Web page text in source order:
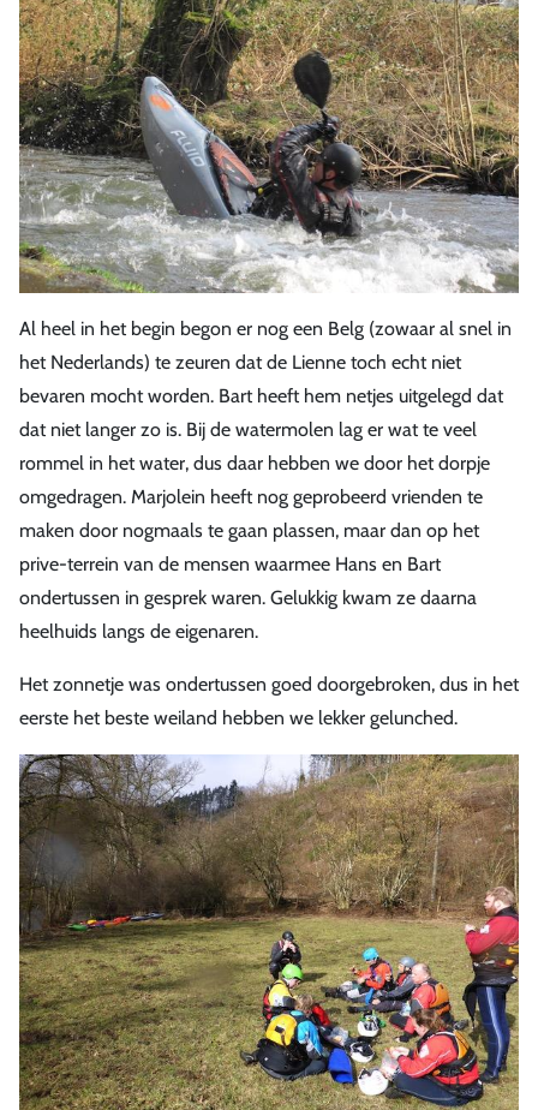
Al heel in het begin begon er nog een Belg (zowaar al snel in
het Nederlands) te zeuren dat de Lienne toch echt niet
bevaren mocht worden. Bart heeft hem netjes uitgelegd dat
dat niet langer zo is. Bij de watermolen lag er wat te veel
rommel in het water, dus daar hebben we door het dorpje
omgedragen. Marjolein heeft nog geprobeerd vrienden te
maken door nogmaals te gaan plassen, maar dan op het
prive-terrein van de mensen waarmee Hans en Bart
ondertussen in gesprek waren. Gelukkig kwam ze daarna
heelhuids langs de eigenaren.
Het zonnetje was ondertussen goed doorgebroken, dus in het
eerste het beste weiland hebben we lekker gelunched.